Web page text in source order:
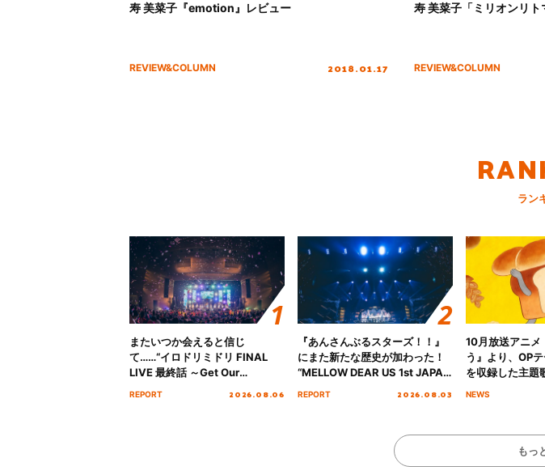
寿 美菜子『emotion』レビュー
REVIEW&COLUMN 2018.01.17
寿 美菜子「ミリオンリ
REVIEW&COLUMN
ラン
またいつか会えると信じ
て……“イロドリミドリ FINAL
LIVE 最終話 ～Get Our
REPORT 2026.08.06
『あんさんぶるスターズ！！』
にまた新たな歴史が加わった！
“MELLOW DEAR US 1st JAPAN
REPORT 2026.08.03
10月放送アニメ
う』より、OP
を収録した主題
NEWS
もっ